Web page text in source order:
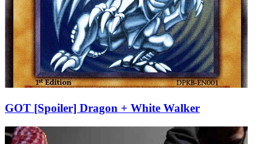
GOT [Spoiler] Dragon + White Walker